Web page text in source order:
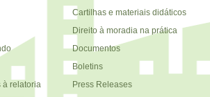
à relatoria
Cartilhas e materiais didáticos
Direito à moradia na prática
Documentos
Boletins
Press Releases